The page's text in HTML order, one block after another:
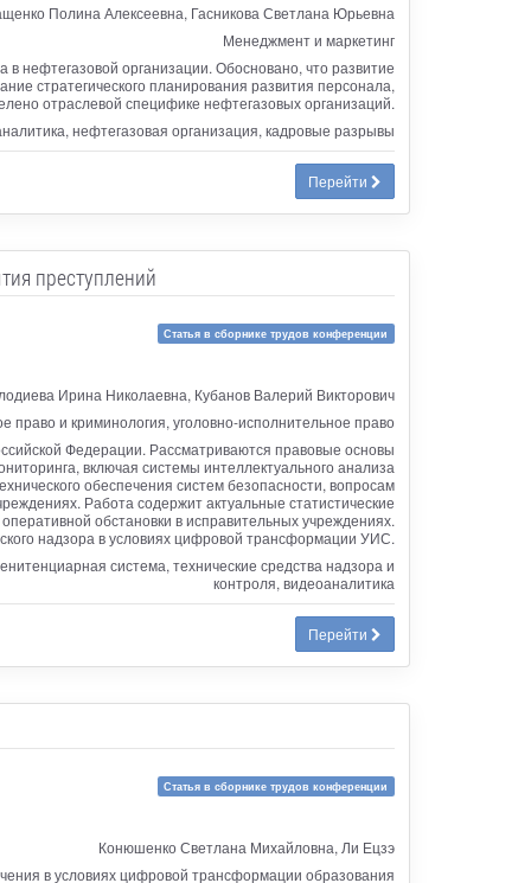
Полина Алексеевна, Гасникова Светлана Юрьевна
Менеджмент и маркетинг
нефтегазовой организации. Обосновано, что развитие
стратегического планирования развития персонала,
отраслевой специфике нефтегазовых организаций.
нефтегазовая организация, кадровые разрывы
Перейти
преступлений
Статья в сборнике трудов конференции
Ирина Николаевна, Кубанов Валерий Викторович
право и криминология, уголовно-исполнительное право
Федерации. Рассматриваются правовые основы
включая системы интеллектуального анализа
обеспечения систем безопасности, вопросам
Работа содержит актуальные статистические
обстановки в исправительных учреждениях.
надзора в условиях цифровой трансформации УИС.
система, технические средства надзора и
контроля, видеоаналитика
Перейти
Статья в сборнике трудов конференции
Конюшенко Светлана Михайловна, Ли Ецзэ
в условиях цифровой трансформации образования